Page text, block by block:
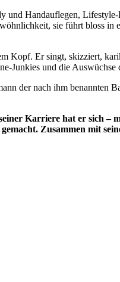
und Handauflegen,
sie führt bloss in
Kopf. Er singt, skizziert,
Junkies und die
der nach ihm benannten
Karriere hat er sich –
Zusammen mit